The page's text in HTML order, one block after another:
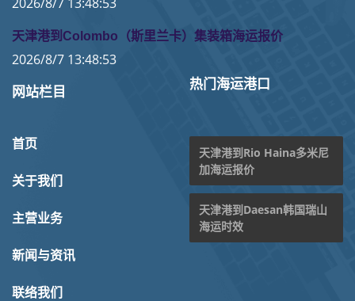
天津港到Colombo（斯里兰卡）集装箱海运报价
2026/8/7 13:48:53
网站栏目
首页
关于我们
主营业务
新闻与资讯
联络我们
热门海运港口
天津港到Rio Haina多米尼
加海运报价
天津港到Daesan韩国瑞山
海运时效